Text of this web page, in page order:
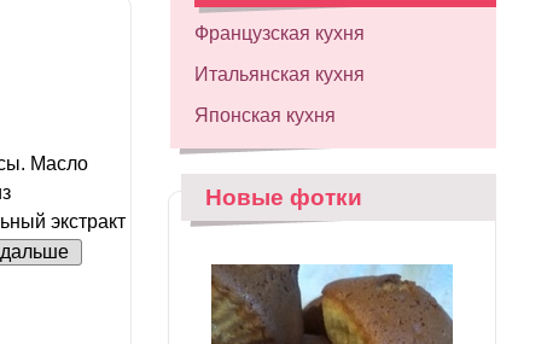
Масло
экстракт
дальше
Французская кухня
Итальянская кухня
Японская кухня
Новые фотки